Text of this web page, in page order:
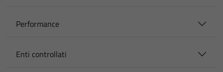
Performance
Enti controllati